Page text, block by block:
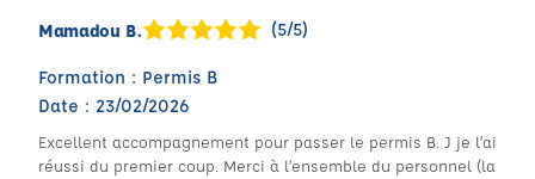
Mamadou B. (5/5)
Formation : Permis B
Date : 23/02/2026
Excellent accompagnement pour passer le permis B. J je l’ai
réussi du premier coup. Merci à l’ensemble du personnel (la